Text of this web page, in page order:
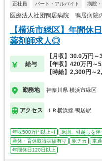
正社員 パート・アルバイト 病院
医療法人社団鴨居病院 鴨居病院
【横浜市緑区】年間休
薬剤師求人◎
給与
【月収】30.0万円
【年収】420万円～
【時給】2,300円～
勤務地 神奈川県 横浜市緑区
アクセス ＪＲ横浜線 鴨居駅
年収500万円以上可 原則、引越しを伴
産休・育休取得実績有り
駅チカ 車
年間休日120日以上